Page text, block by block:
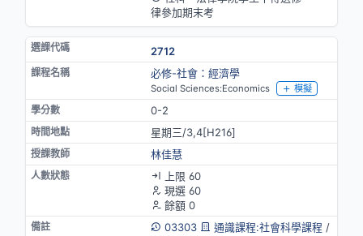
律參加期末考
2712
必修-社會：經濟學
Social Sciences:Economics 模擬
0-2
星期三/3,4[H216]
林佳慧
上限 60
現選 60
餘額 0
03303
通識課程:社會科學課程 /